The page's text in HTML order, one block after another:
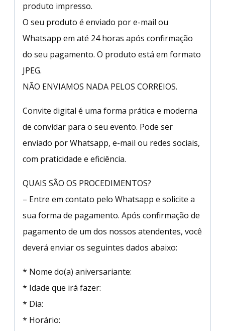
produto impresso.
O seu produto é enviado por e-mail ou
Whatsapp em até 24 horas após confirmação
do seu pagamento. O produto está em formato
JPEG.
NÃO ENVIAMOS NADA PELOS CORREIOS.
Convite digital é uma forma prática e moderna
de convidar para o seu evento. Pode ser
enviado por Whatsapp, e-mail ou redes sociais,
com praticidade e eficiência.
QUAIS SÃO OS PROCEDIMENTOS?
– Entre em contato pelo Whatsapp e solicite a
sua forma de pagamento. Após confirmação de
pagamento de um dos nossos atendentes, você
deverá enviar os seguintes dados abaixo:
* Nome do(a) aniversariante:
* Idade que irá fazer:
* Dia:
* Horário: